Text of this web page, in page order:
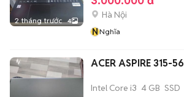
2 tháng trước 4
Hà Nội
NNghĩa
ACER ASPIRE 315-56
Intel Core i3 4 GB SSD